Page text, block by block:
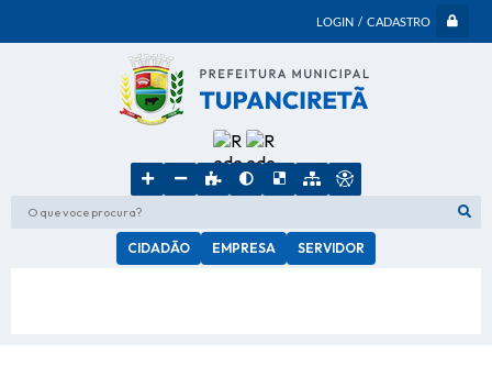
LOGIN / CADASTRO
O que voce procura?
CIDADÃO EMPRESA SERVIDOR